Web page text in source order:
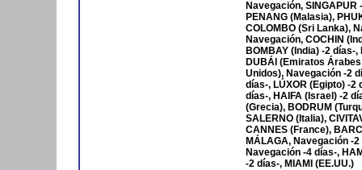
Navegación, SINGAPUR
PENANG (Malasia),
COLOMBO (Sri Lanka),
Navegación, COCHIN
BOMBAY (India) -2 días-
DUBÁI (Emiratos
Unidos), Navegación -2
días-, LÚXOR (Egipto) -
días-, HAIFA (Israel) -2
(Grecia), BODRUM
SALERNO (Italia),
CANNES (France),
MÁLAGA, Navegación -
Navegación -4 días-,
-2 días-, MIAMI (EE.UU.)